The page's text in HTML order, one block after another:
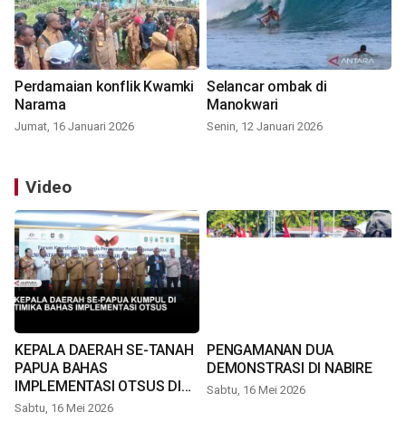
Perdamaian konflik Kwamki
Narama
Jumat, 16 Januari 2026
Selancar ombak di
Manokwari
Senin, 12 Januari 2026
Video
KEPALA DAERAH SE-TANAH
PAPUA BAHAS
IMPLEMENTASI OTSUS DI
TIMIKA
Sabtu, 16 Mei 2026
PENGAMANAN DUA
DEMONSTRASI DI NABIRE
Sabtu, 16 Mei 2026